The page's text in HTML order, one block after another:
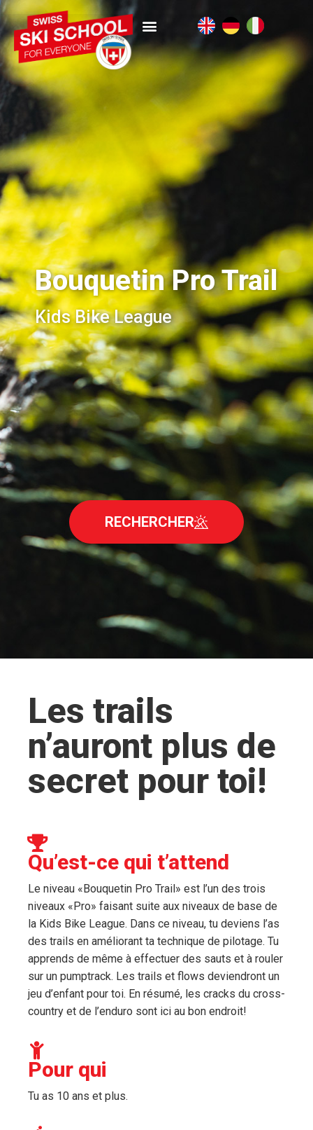
Bouquetin Pro Trail
Kids Bike League
RECHERCHER
Les trails
n’auront plus de
secret pour toi!
Qu’est-ce qui t’attend
Le niveau «Bouquetin Pro Trail» est l’un des trois
niveaux «Pro» faisant suite aux niveaux de base de
la Kids Bike League. Dans ce niveau, tu deviens l’as
des trails en améliorant ta technique de pilotage. Tu
apprends de même à effectuer des sauts et à rouler
sur un pumptrack. Les trails et flows deviendront un
jeu d’enfant pour toi. En résumé, les cracks du cross-
country et de l’enduro sont ici au bon endroit!
Pour qui
Tu as 10 ans et plus.